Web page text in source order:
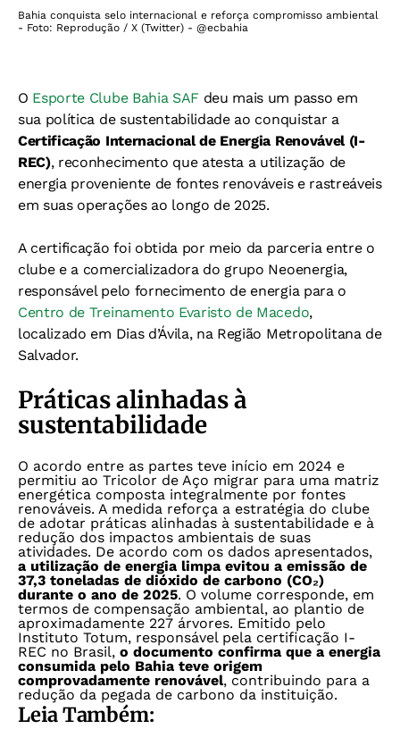
Bahia conquista selo internacional e reforça compromisso ambiental
- Foto: Reprodução / X (Twitter) - @ecbahia
O Esporte Clube Bahia SAF deu mais um passo em
sua política de sustentabilidade ao conquistar a
Certificação Internacional de Energia Renovável (I-
REC), reconhecimento que atesta a utilização de
energia proveniente de fontes renováveis e rastreáveis
em suas operações ao longo de 2025.
A certificação foi obtida por meio da parceria entre o
clube e a comercializadora do grupo Neoenergia,
responsável pelo fornecimento de energia para o
Centro de Treinamento Evaristo de Macedo,
localizado em Dias d’Ávila, na Região Metropolitana de
Salvador.
Práticas alinhadas à
sustentabilidade
O acordo entre as partes teve início em 2024 e
permitiu ao Tricolor de Aço migrar para uma matriz
energética composta integralmente por fontes
renováveis. A medida reforça a estratégia do clube
de adotar práticas alinhadas à sustentabilidade e à
redução dos impactos ambientais de suas
atividades. De acordo com os dados apresentados,
a utilização de energia limpa evitou a emissão de
37,3 toneladas de dióxido de carbono (CO₂)
durante o ano de 2025. O volume corresponde, em
termos de compensação ambiental, ao plantio de
aproximadamente 227 árvores. Emitido pelo
Instituto Totum, responsável pela certificação I-
REC no Brasil, o documento confirma que a energia
consumida pelo Bahia teve origem
comprovadamente renovável, contribuindo para a
redução da pegada de carbono da instituição.
Leia Também: